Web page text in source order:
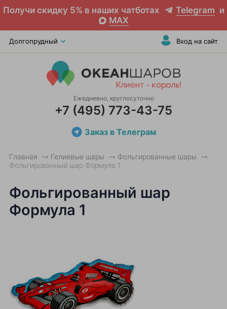
Получи скидку 5% в наших чатботах Telegram и
MAX
Долгопрудный Вход на сайт
Ежедневно, круглосуточно
+7 (495) 773-43-75
Заказ в Телеграм
Главная Гелиевые шары
Фольгированные шары
Фольгированный шар Формула 1
Фольгированный шар
Формула 1